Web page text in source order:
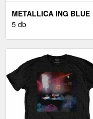
METALLICA ING BLUE
JUSTICE UNISEX BLACK
5 db